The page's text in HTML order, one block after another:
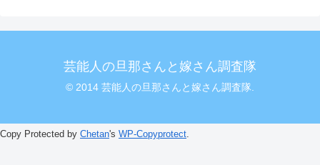
芸能人の旦那さんと嫁さん調査隊
© 2014 芸能人の旦那さんと嫁さん調査隊.
Copy Protected by Chetan's WP-Copyprotect.